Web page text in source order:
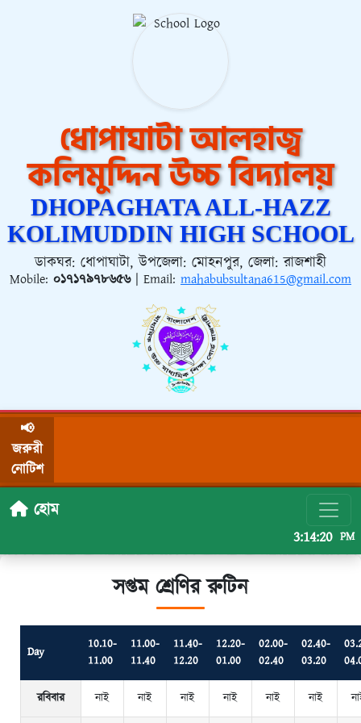
ধোপাঘাটা আলহাজ্ব
কলিমুদ্দিন উচ্চ বিদ্যালয়
DHOPAGHATA ALL-HAZZ
KOLIMUDDIN HIGH SCHOOL
ডাকঘর: ধোপাঘাটা, উপজেলা: মোহনপুর, জেলা: রাজশাহী
Mobile: ০১৭১৭৯৭৮৬৫৬| Email: mahabubsultana615@gmail.com
📢
জরুরী
নোটিশ
হোম
3:14:20 PM
সপ্তম শ্রেণির রুটিন
Day
10.10-
11.00
11.00-
11.40
11.40-
12.20
12.20-
01.00
02.00-
02.40
02.40-
03.20
রবিবার নাই নাই নাই নাই নাই নাই